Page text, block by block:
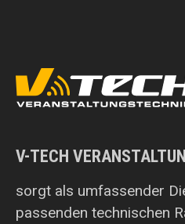
V-TECH
sorgt als umfassender
passenden technischen